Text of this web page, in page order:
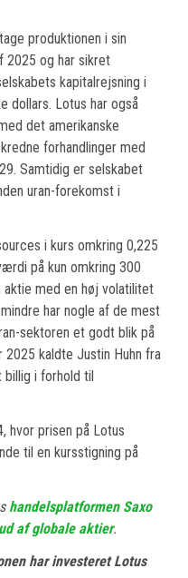
produktionen i sin
2025 og har sikret
kapitalrejsning i
dollars. Lotus har også
det amerikanske
forhandlinger med
Samtidig er selskabet
uran-forekomst i
i kurs omkring 0,225
på kun omkring 300
med en høj volatilitet
har nogle af de mest
sektoren et godt blik på
2025 kaldte Justin Huhn fra
billig i forhold til
hvor prisen på Lotus
til en kursstigning på
handelsplatformen Saxo
af globale aktier.
har investeret Lotus